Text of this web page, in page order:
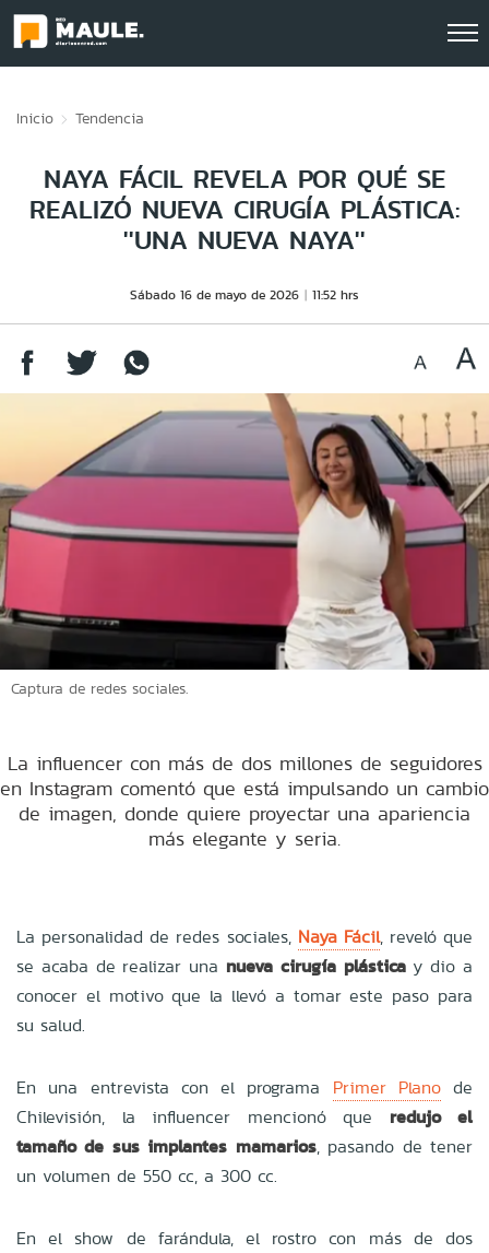
Inicio Tendencia
NAYA FÁCIL REVELA POR QUÉ SE
REALIZÓ NUEVA CIRUGÍA PLÁSTICA:
''UNA NUEVA NAYA''
Sábado 16 de mayo de 2026 11:52 hrs
Captura de redes sociales.
La influencer con más de dos millones de seguidores
en Instagram comentó que está impulsando un cambio
de imagen, donde quiere proyectar una apariencia
más elegante y seria.
La personalidad de redes sociales, Naya Fácil, reveló que
se acaba de realizar una nueva cirugía plásticay dio a
conocer el motivo que la llevó a tomar este paso para
su salud.
En una entrevista con el programa Primer Planode
Chilevisión, la influencer mencionó que redujo el
tamaño de sus implantes mamarios, pasando de tener
un volumen de 550 cc, a 300 cc.
En el show de farándula, el rostro con más de dos